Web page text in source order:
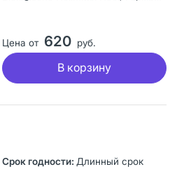
Цена от 620 руб.
В корзину
Длинный срок